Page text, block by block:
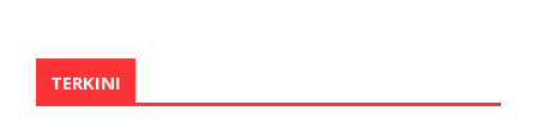
TERKINI